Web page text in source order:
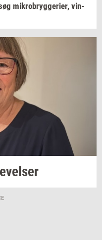
mi­kro­bryg­ge­ri­er, vin­